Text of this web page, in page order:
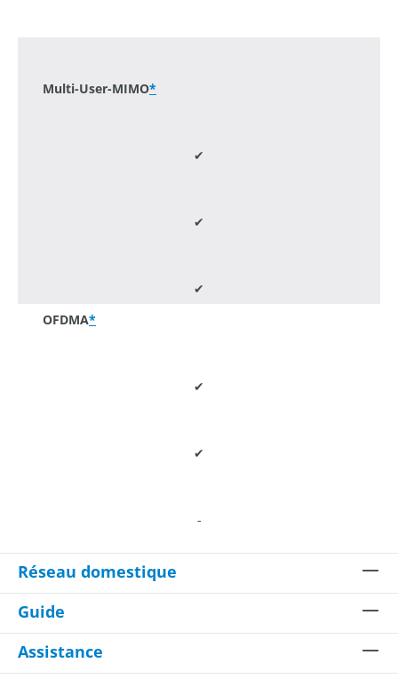
Multi-User-MIMO*
✔
✔
✔
OFDMA*
✔
✔
-
Réseau domestique
Guide
Assistance